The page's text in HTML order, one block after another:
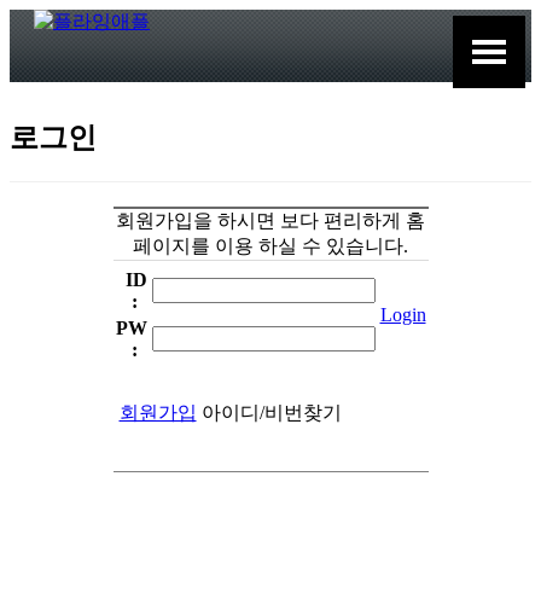
로그인
회원가입을 하시면 보다 편리하게 홈
페이지를 이용 하실 수 있습니다.
ID
:
Login
PW
:
회원가입 아이디/비번찾기